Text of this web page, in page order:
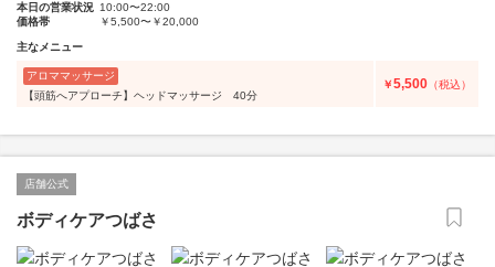
本日の営業状況 10:00〜22:00
価格帯
￥5,500〜￥20,000
主なメニュー
アロママッサージ
【頭筋へアプローチ】ヘッドマッサージ 40分
￥5,500 （税込）
店舗公式
ボディケアつばさ